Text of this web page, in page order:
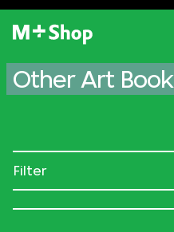
M+ Shop
Other Art Book
Filter